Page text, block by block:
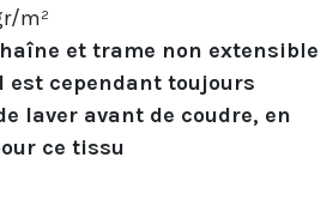
m²
et trame non extensible
est cependant toujours
laver avant de coudre, en
ce tissu